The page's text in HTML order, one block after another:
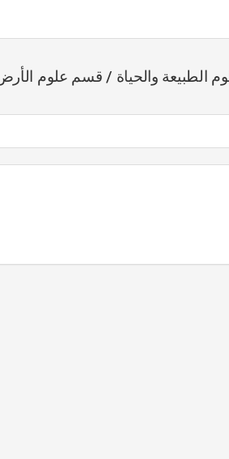
الطبيعة والحياة / قسم علوم